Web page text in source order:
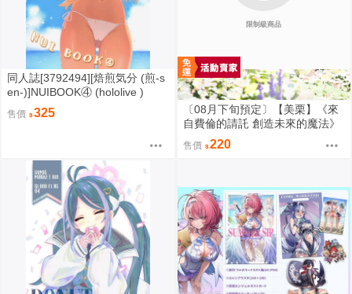
同人誌[3792494][焙煎気分 (煎‐s
en‐)]NUIBOOK④ (hololive )
售價 325
限制級商品
〔08月下旬預定〕【美栗】《來
自費倫的請託 創造未來的魔法》
B5/32P黑白內頁/繁體中文/無修
正⬢黑市兔－心動大鳥團 (parod
售價 220